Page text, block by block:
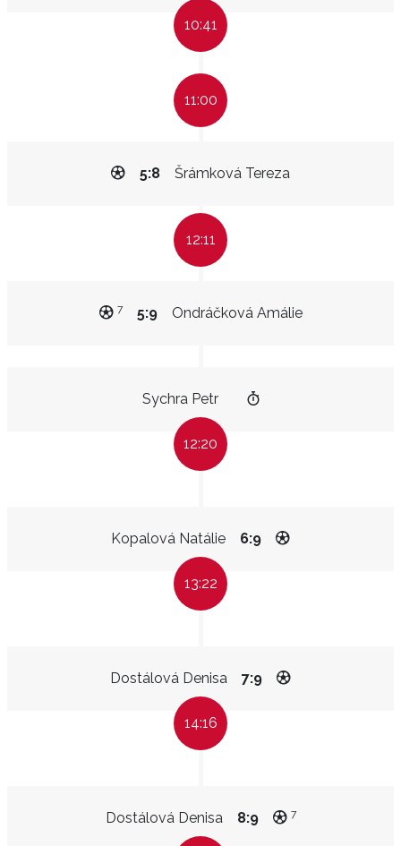
10:41
11:00
Šrámková Tereza
5:8
12:11
Ondráčková Amálie
5:9
7
Sychra Petr
12:20
Kopalová Natálie 6:9
13:22
Dostálová Denisa 7:9
14:16
Dostálová Denisa 8:9 7